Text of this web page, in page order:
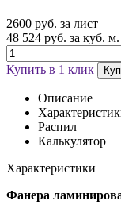
2600 руб. за лист
48 524 руб. за куб. м.
Купить в 1 клик
Описание
Распил
Калькулятор
Характеристики
Фанера